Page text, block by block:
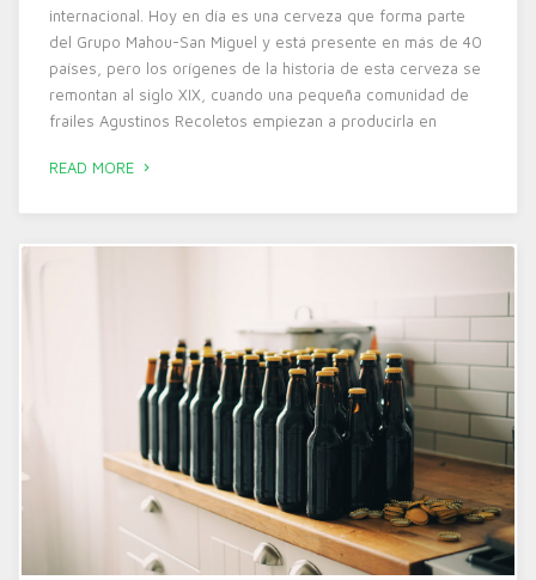
internacional. Hoy en día es una cerveza que forma parte
del Grupo Mahou-San Miguel y está presente en más de 40
países, pero los orígenes de la historia de esta cerveza se
remontan al siglo XIX, cuando una pequeña comunidad de
frailes Agustinos Recoletos empiezan a producirla en
READ MORE